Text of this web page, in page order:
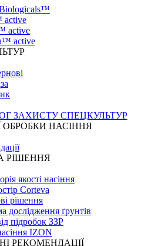
active
active
ЗАХИСТУ СПЕЦКУЛЬТУР
ОБРОБКИ НАСІННЯ
РІШЕННЯ
якості насіння
Corteva
рішення
дослідження ґрунтів
підробок ЗЗР
IZON
РЕКОМЕНДАЦІЇ